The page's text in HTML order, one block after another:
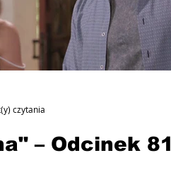
– Odcinek
czytania